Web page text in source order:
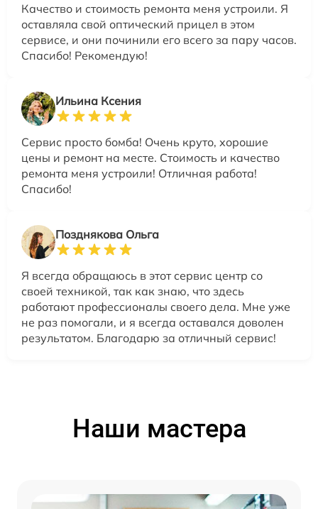
Качество и стоимость ремонта меня устроили. Я
оставляла свой оптический прицел в этом
сервисе, и они починили его всего за пару часов.
Спасибо! Рекомендую!
Ильина Ксения
Сервис просто бомба! Очень круто, хорошие
цены и ремонт на месте. Стоимость и качество
ремонта меня устроили! Отличная работа!
Спасибо!
Позднякова Ольга
Я всегда обращаюсь в этот сервис центр со
своей техникой, так как знаю, что здесь
работают профессионалы своего дела. Мне уже
не раз помогали, и я всегда оставался доволен
результатом. Благодарю за отличный сервис!
Наши мастера